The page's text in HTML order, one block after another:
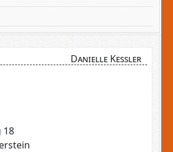
Danielle Kessler
18